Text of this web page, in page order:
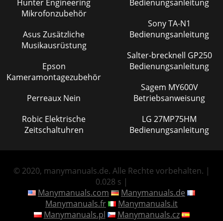
Hunter Engineering
Mikrofonzubehör
Asus Zusätzliche
Musikausrüstung
Epson
Kameramontagezubehör
Perreaux Nein
Robic Elektrische
Zeitschaltuhren
Bedienungsanleitung
Sony TA-N1
Bedienungsanleitung
Salter-brecknell GP250
Bedienungsanleitung
Sagem MY600V
Betriebsanweisung
LG 27MP75HM
Bedienungsanleitung
© 2020, manymanuals.de. Alle Rechte vorbehalten. |
0.028 s |
Manymanuals.com
Manymanuals.de
Manymanuals.fr
Manymanuals.it
Manymanuals.pl
Manymanuals.cz